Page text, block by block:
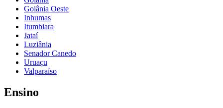
Goiânia Oeste
Inhumas
Itumbiara
Jataí
Luziânia
Senador Canedo
Uruaçu
Valparaíso
Ensino